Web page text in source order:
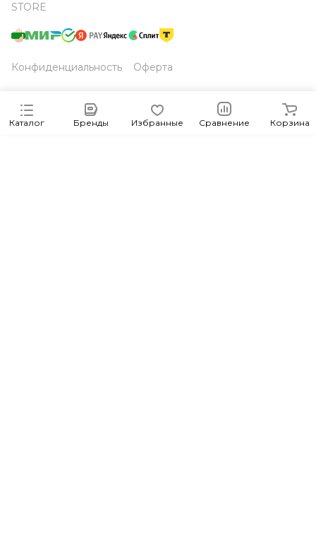
Каталог Бренды Избранные Сравнение Корзина
STORE
Конфиденциальность Оферта